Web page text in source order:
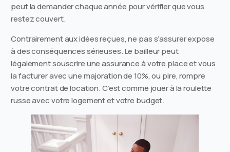
peut la demander chaque année pour vérifier que vous
restez couvert.
Contrairement aux idées reçues, ne pas s’assurer expose
à des conséquences sérieuses. Le bailleur peut
légalement souscrire une assurance à votre place et vous
la facturer avec une majoration de 10%, ou pire, rompre
votre contrat de location. C’est comme jouer à la roulette
russe avec votre logement et votre budget.